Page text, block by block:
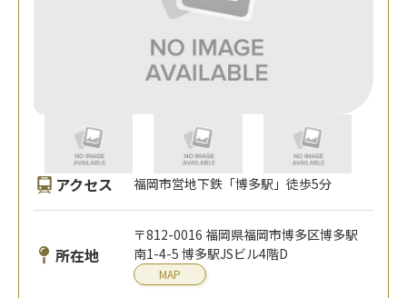
アクセス 福岡市営地下鉄「博多駅」徒歩5分
所在地
〒812-0016 福岡県福岡市博多区博多駅
南1-4-5 博多駅JSビル4階D
MAP